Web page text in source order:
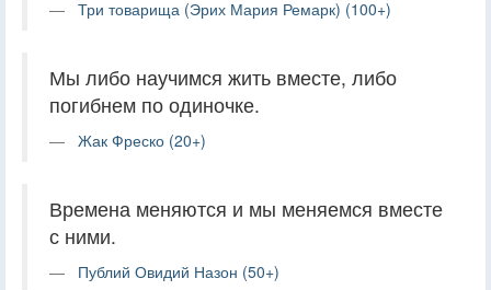
Три товарища (Эрих Мария Ремарк) (100+)
Мы либо научимся жить вместе, либо
погибнем по одиночке.
Жак Фреско (20+)
Времена меняются и мы меняемся вместе
с ними.
Публий Овидий Назон (50+)